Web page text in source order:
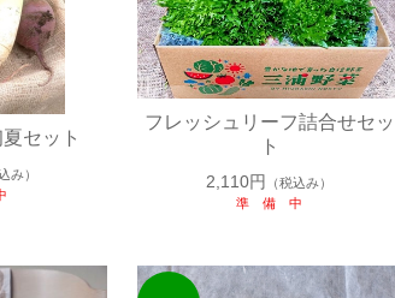
セット
み）
フレッシュリーフ詰合せセッ
ト
2,110円
（税込み）
準 備 中